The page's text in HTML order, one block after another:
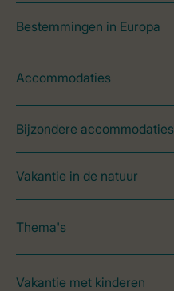
Bestemmingen in Europa
Accommodaties
Bijzondere accommodaties
Vakantie in de natuur
Thema's
Vakantie met kinderen